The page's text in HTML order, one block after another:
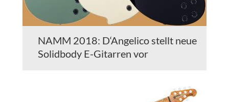
NAMM 2018: D‘Angelico stellt neue
Solidbody E-Gitarren vor